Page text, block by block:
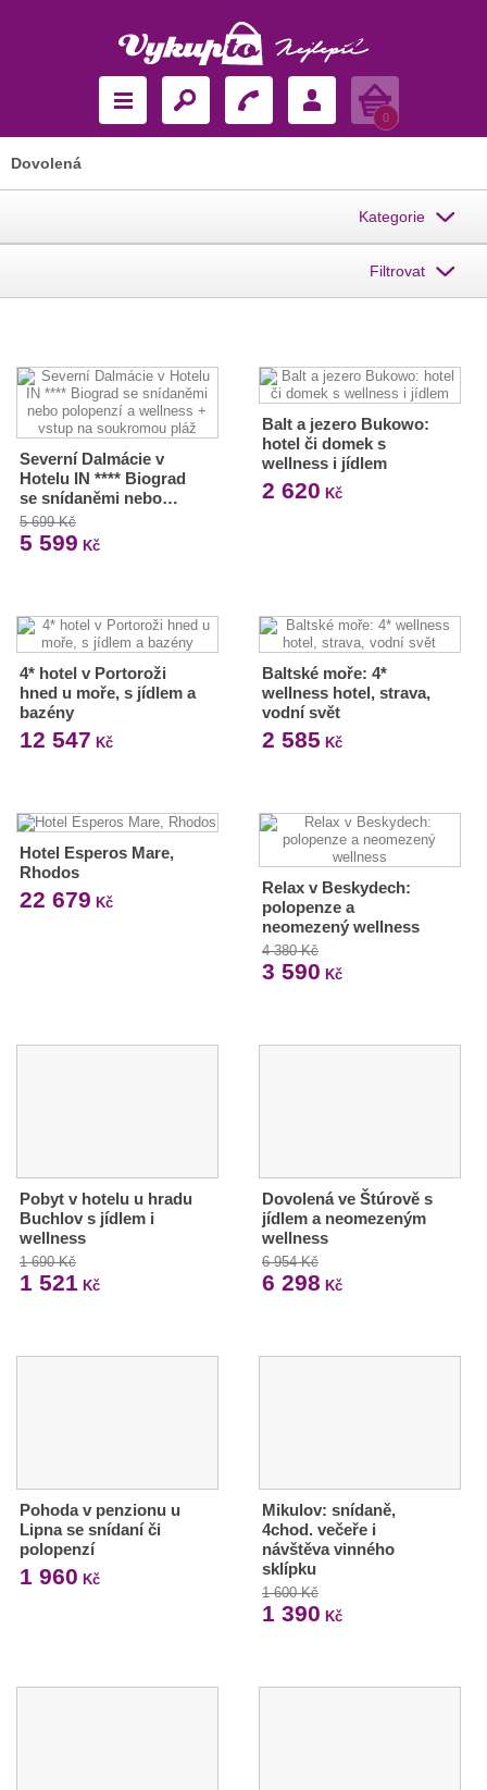
Košík
0
Dovolená
Kategorie
Filtrovat
Severní Dalmácie v
Hotelu IN **** Biograd
se snídaněmi nebo…
5 699 Kč
5 599 Kč
Balt a jezero Bukowo:
hotel či domek s
wellness i jídlem
2 620 Kč
4* hotel v Portoroži
hned u moře, s jídlem a
bazény
12 547 Kč
Baltské moře: 4*
wellness hotel, strava,
vodní svět
2 585 Kč
Hotel Esperos Mare,
Rhodos
22 679 Kč
Relax v Beskydech:
polopenze a
neomezený wellness
4 380 Kč
3 590 Kč
Pobyt v hotelu u hradu
Buchlov s jídlem i
wellness
1 690 Kč
1 521 Kč
Dovolená ve Štúrově s
jídlem a neomezeným
wellness
6 954 Kč
6 298 Kč
Pohoda v penzionu u
Lipna se snídaní či
polopenzí
1 960 Kč
Mikulov: snídaně,
4chod. večeře i
návštěva vinného
sklípku
1 600 Kč
1 390 Kč